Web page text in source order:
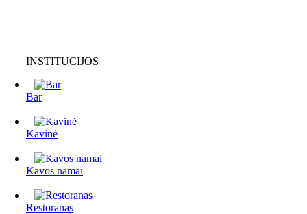
INSTITUCIJOS
Bar
Kavinė
Kavos namai
Restoranas